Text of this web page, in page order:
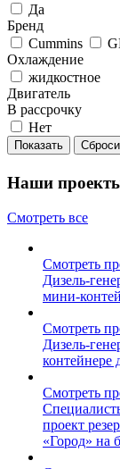
Да
Бренд
Cummins
Охлаждение
жидкостное
Двигатель
В рассрочку
Нет
Наши
Смотреть все
Смотреть
Дизель-
мини-
Смотреть
Дизель-
Смотреть
проект
«Город» на